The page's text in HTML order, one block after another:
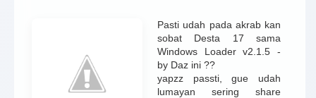
Pasti udah pada akrab kan
sobat Desta 17 sama
Windows Loader v2.1.5 -
by Daz ini ??
yapzz passti, gue udah
lumayan sering share